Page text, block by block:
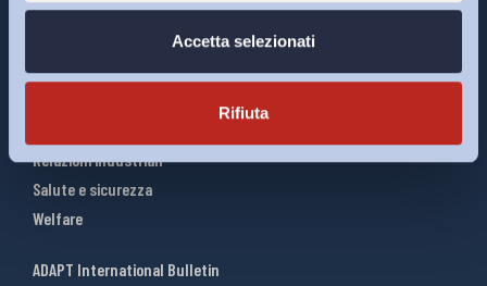
Accetta selezionati
Rifiuta
Infografiche
Relazioni industriali
Salute e sicurezza
Welfare
ADAPT International Bulletin